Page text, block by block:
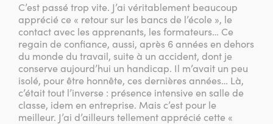
C’est passé trop vite. J’ai véritablement beaucoup
apprécié ce « retour sur les bancs de l’école », le
contact avec les apprenants, les formateurs… Ce
regain de confiance, aussi, après 6 années en dehors
du monde du travail, suite à un accident, dont je
conserve aujourd’hui un handicap. Il m’avait un peu
isolé, pour être honnête, ces dernières années… Là,
c’était tout l’inverse : présence intensive en salle de
classe, idem en entreprise. Mais c’est pour le
meilleur. J’ai d’ailleurs tellement apprécié cette «